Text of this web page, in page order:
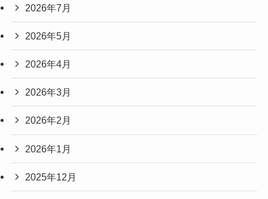
2026年7月
2026年5月
2026年4月
2026年3月
2026年2月
2026年1月
2025年12月